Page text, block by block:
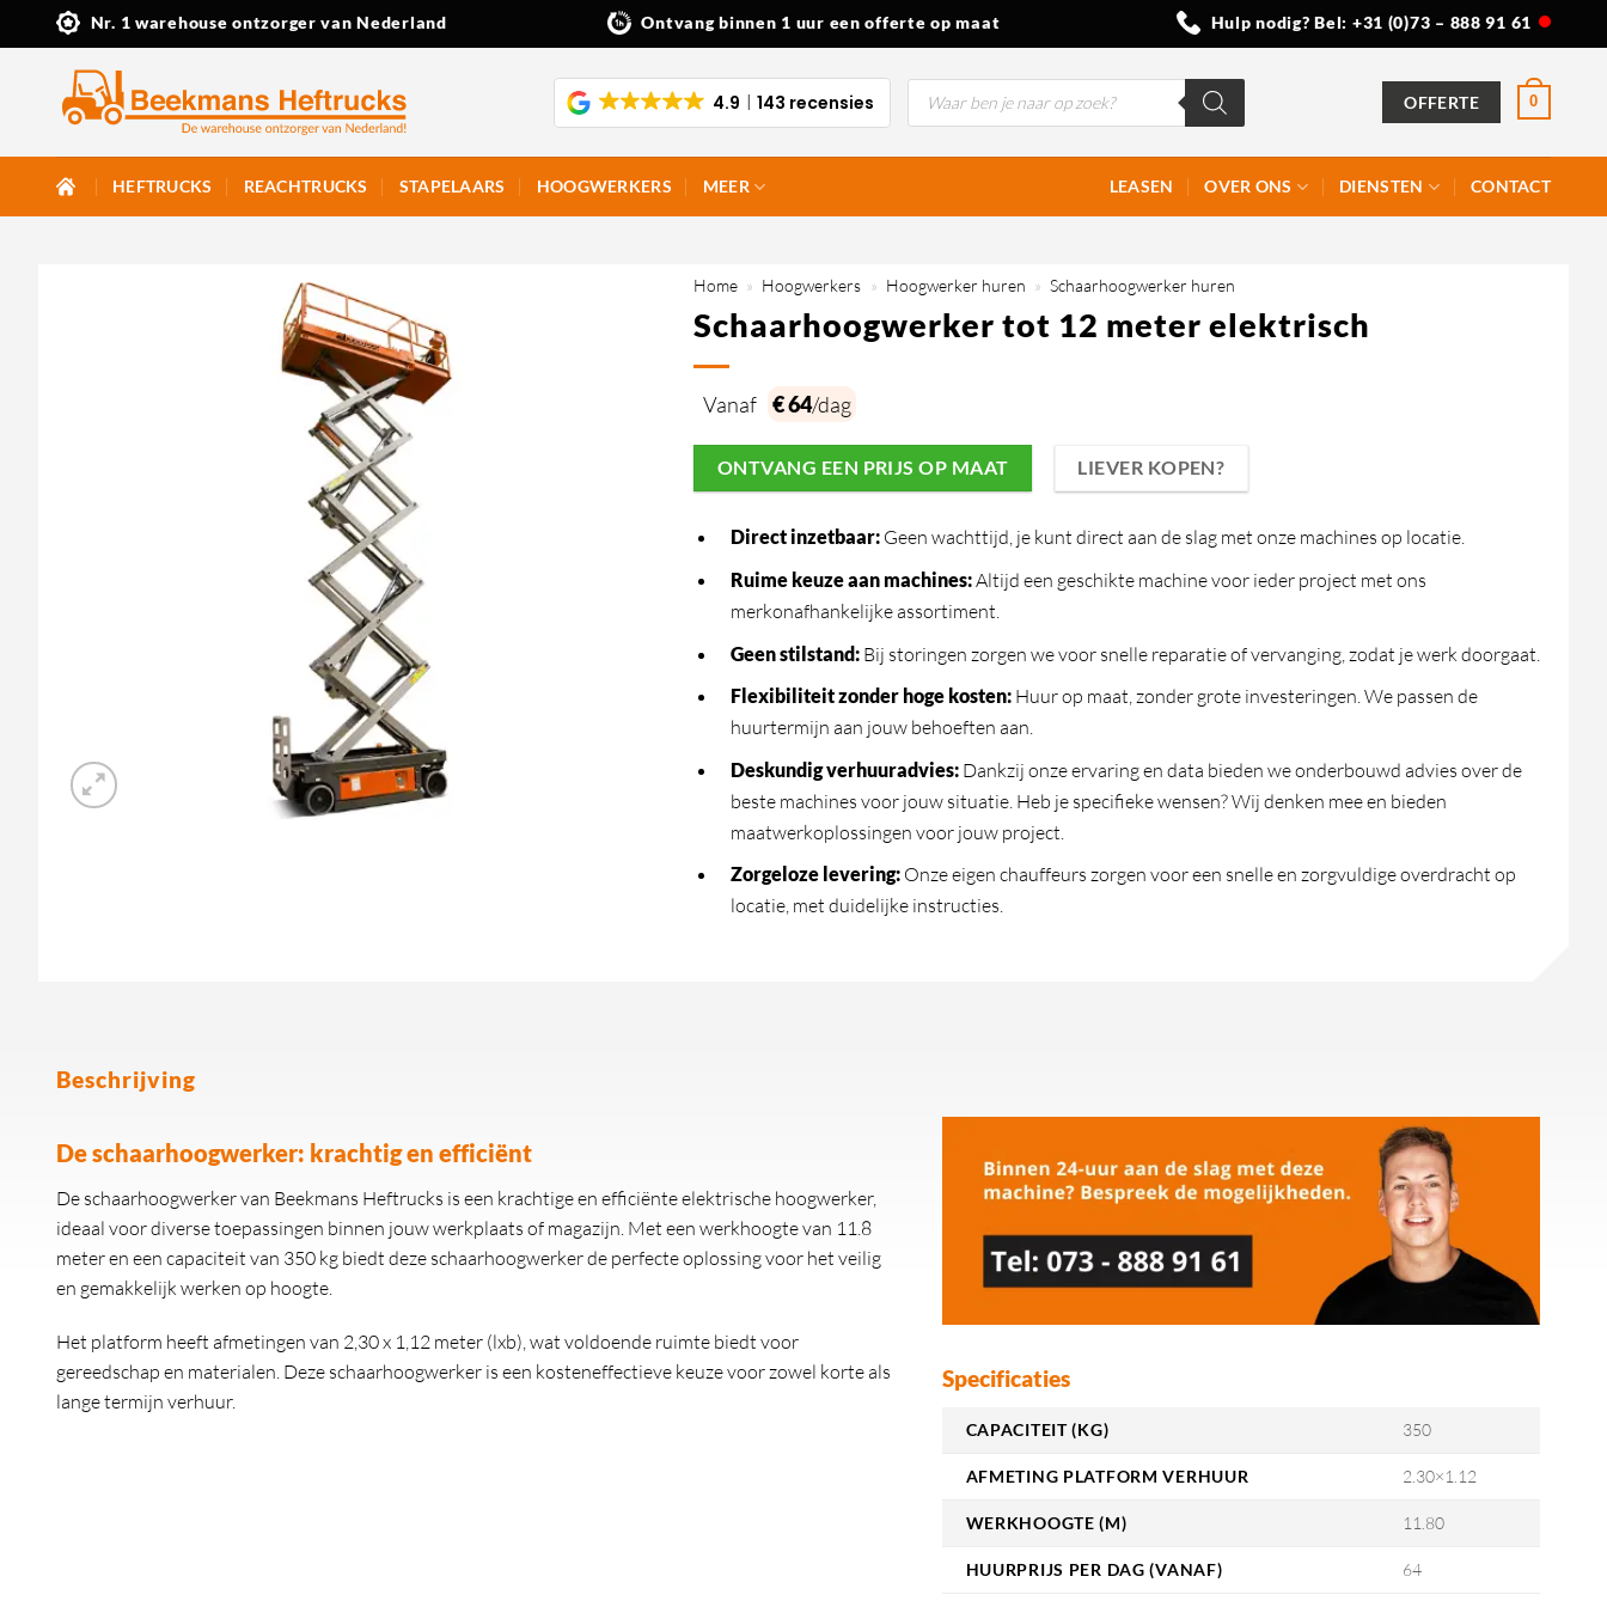
naar
Nr. 1 warehouse ontzorger van Nederland Ontvang binnen 1 uur een offerte op maat Hulp nodig? Bel: +31 (0)73 – 888 91 61
4.9 143 recensies
Producten
zoeken
OFFERTE 0
HEFTRUCKS REACHTRUCKS STAPELAARS HOOGWERKERS MEER LEASEN OVER ONS DIENSTEN CONTACT
Home » Hoogwerkers » Hoogwerker huren » Schaarhoogwerker huren
Schaarhoogwerker tot 12 meter elektrisch
Vanaf € 64/dag
ONTVANG EEN PRIJS OP MAAT LIEVER KOPEN?
Direct inzetbaar: Geen wachttijd, je kunt direct aan de slag met onze machines op locatie.
Ruime keuze aan machines:Altijd een geschikte machine voor ieder project met ons
merkonafhankelijke assortiment.
Geen stilstand: Bij storingen zorgen we voor snelle reparatie of vervanging, zodat je werk doorgaat.
Flexibiliteit zonder hoge kosten: Huur op maat, zonder grote investeringen. We passen de
huurtermijn aan jouw behoeften aan.
Deskundig verhuuradvies: Dankzij onze ervaring en data bieden we onderbouwd advies over de
beste machines voor jouw situatie. Heb je specifieke wensen? Wij denken mee en bieden
maatwerkoplossingen voor jouw project.
Zorgeloze levering: Onze eigen chauffeurs zorgen voor een snelle en zorgvuldige overdracht op
locatie, met duidelijke instructies.
Beschrijving
De schaarhoogwerker: krachtig en efficiënt
De schaarhoogwerker van Beekmans Heftrucks is een krachtige en efficiënte elektrische hoogwerker,
ideaal voor diverse toepassingen binnen jouw werkplaats of magazijn. Met een werkhoogte van 11.8
meter en een capaciteit van 350 kg biedt deze schaarhoogwerker de perfecte oplossing voor het veilig
en gemakkelijk werken op hoogte.
Het platform heeft afmetingen van 2,30 x 1,12 meter (lxb), wat voldoende ruimte biedt voor
gereedschap en materialen. Deze schaarhoogwerker is een kosteneffectieve keuze voor zowel korte als
lange termijn verhuur.
Specificaties
CAPACITEIT (KG) 350
AFMETING PLATFORM VERHUUR 2.30×1.12
WERKHOOGTE (M) 11.80
HUURPRIJS PER DAG (VANAF) 64